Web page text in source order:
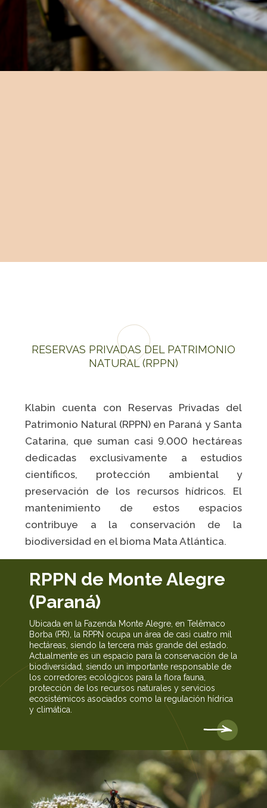
RESERVAS PRIVADAS DEL PATRIMONIO
NATURAL (RPPN)
Klabin cuenta con Reservas Privadas del
Patrimonio Natural (RPPN) en Paraná y Santa
Catarina, que suman casi 9.000 hectáreas
dedicadas exclusivamente a estudios
científicos, protección ambiental y
preservación de los recursos hídricos. El
mantenimiento de estos espacios
contribuye a la conservación de la
biodiversidad en el bioma Mata Atlántica.
RPPN de Monte Alegre
(Paraná)
Ubicada en la Fazenda Monte Alegre, en Telêmaco
Borba (PR), la RPPN ocupa un área de casi cuatro mil
hectáreas, siendo la tercera más grande del estado.
Actualmente es un espacio para la conservación de la
biodiversidad, siendo un importante responsable de
los corredores ecológicos para la flora fauna,
protección de los recursos naturales y servicios
ecosistémicos asociados como la regulación hídrica
y climática.